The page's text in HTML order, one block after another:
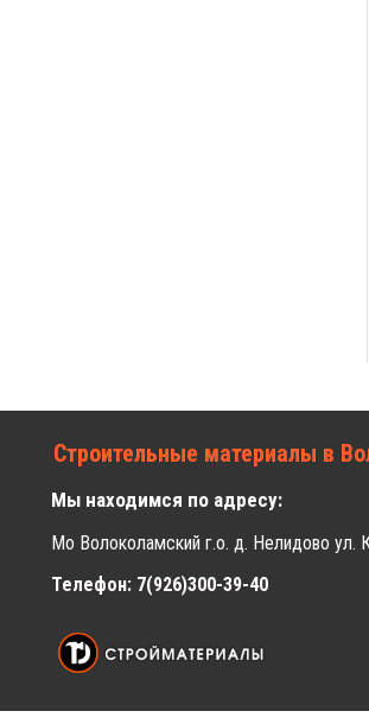
Строительные материалы в
Мы находимся по адресу:
Мо Волоколамский г.о. д. Нелидово ул.
Телефон: 7(926)300-39-40